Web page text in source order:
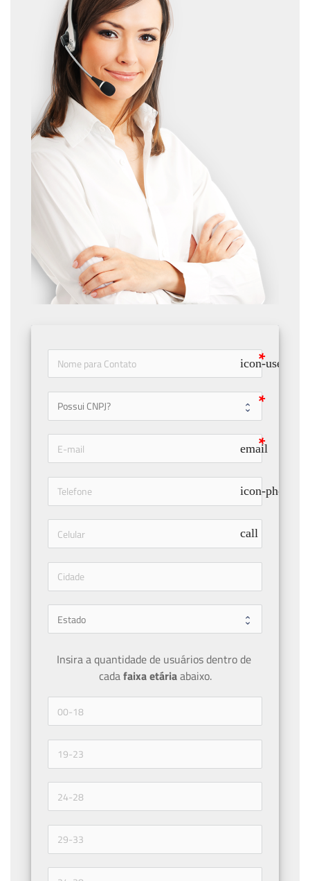
icon-user
email
icon-phone
call
Insira a quantidade de usuários dentro de
cada faixa etária abaixo.